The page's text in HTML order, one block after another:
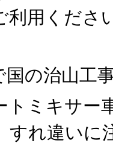
利用くださ
国の治山工
トミキサー
すれ違いに